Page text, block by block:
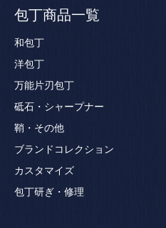
包丁商品一覧
和包丁
洋包丁
万能片刃包丁
砥石・シャープナー
鞘・その他
ブランドコレクション
カスタマイズ
包丁研ぎ・修理